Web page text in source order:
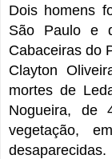
Dois homens
São Paulo e
Cabaceiras do
Clayton
mortes de
Nogueira, de
vegetação,
desaparecidas.